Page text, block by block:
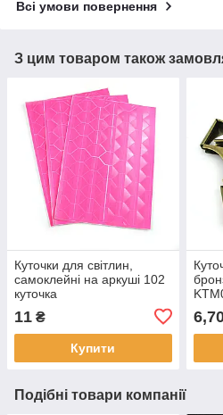
Всі умови повернення
З цим товаром також
Куточки для світлин,
самоклейні на аркуші 102
куточка
11 ₴
Купити
Подібні товари компанії